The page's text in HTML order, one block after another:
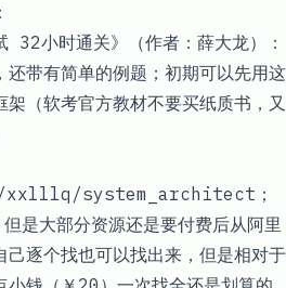
32小时通关》（作者：薛大龙）：
还带有简单的例题；初期可以先用这
（软考官方教材不要买纸质书，又
system_architect ；
是大部分资源还是要付费后从阿里
己逐个找也可以找出来，但是相对于